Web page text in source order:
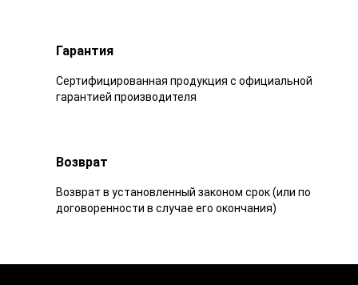
Гарантия
Сертифицированная продукция с официальной
гарантией производителя
Возврат
Возврат в установленный законом срок (или по
договоренности в случае его окончания)